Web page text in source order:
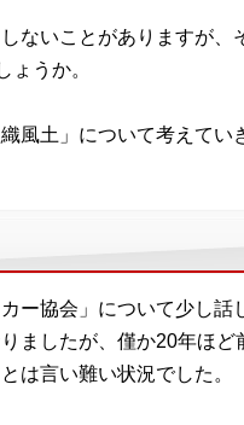
ないことがありますが、
うか。
風土」について考えてい
ー協会」について少し話
ましたが、僅か20年ほど
は言い難い状況でした。